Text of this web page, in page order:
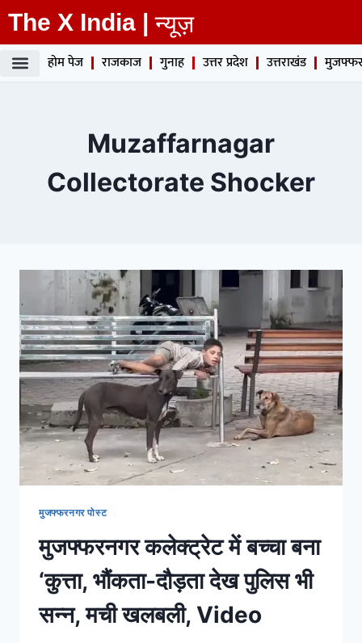
The X India | न्यूज़
होम पेज राजकाज गुनाह उत्तर प्रदेश उत्तराखंड
Muzaffarnagar
Collectorate Shocker
मुजफ्फरनगर पोस्ट
मुजफ्फरनगर कलेक्ट्रेट में बच्चा बना
‘कुत्ता, भौंकता-दौड़ता देख पुलिस भी
सन्न, मची खलबली, Video